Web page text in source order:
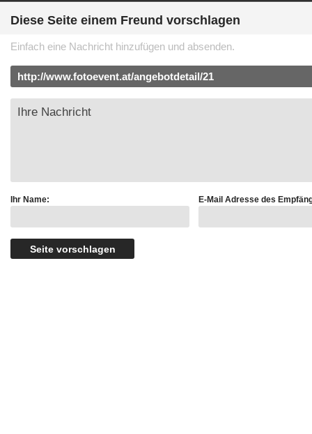
Diese Seite einem Freund vorschlagen
Einfach eine Nachricht hinzufügen und absenden.
Ihr Name: E-Mail Adresse des